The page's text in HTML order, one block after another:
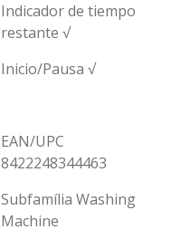
Indicador de tiempo
restante √
Inicio/Pausa √
EAN/UPC
8422248344463
Subfamília Washing
Machine